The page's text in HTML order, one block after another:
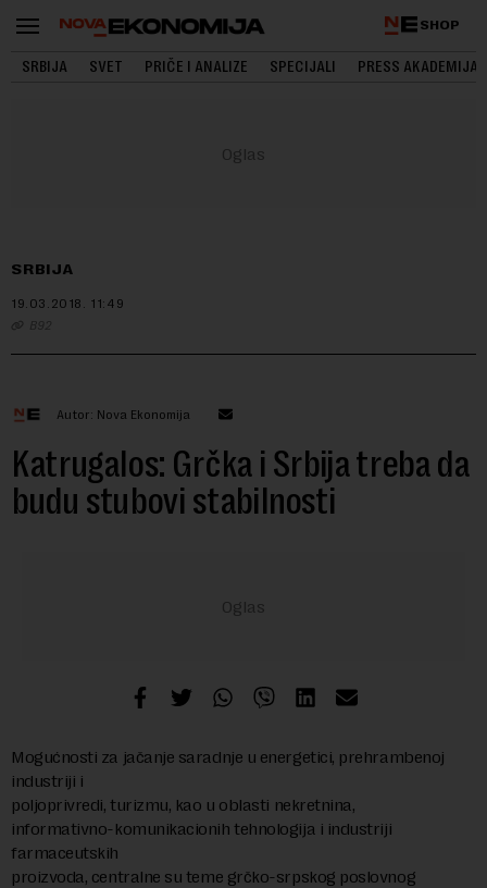
SHOP
SRBIJA SVET PRIČE I ANALIZE SPECIJALI PRESS AKADEMIJA
SRBIJA
19.03.2018. 11:49
B92
Autor: Nova Ekonomija
Katrugalos: Grčka i Srbija treba da
budu stubovi stabilnosti
Mogućnosti za jačanje saradnje u energetici, prehrambenoj
industriji i
poljoprivredi, turizmu, kao u oblasti nekretnina,
informativno-komunikacionih tehnologija i industriji
farmaceutskih
proizvoda, centralne su teme grčko-srpskog poslovnog